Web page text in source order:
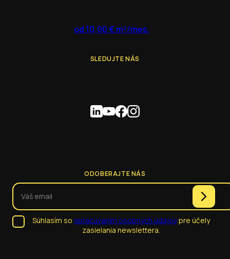
od 10,00 € m²/mes.
SLEDUJTE NÁS
ODOBERAJTE NÁS
Súhlasím so spracúvaním osobných údajovpre účely
zasielania newslettera.